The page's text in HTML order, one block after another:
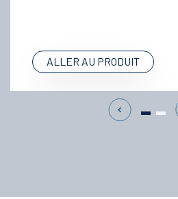
ALLER AU PRODUIT